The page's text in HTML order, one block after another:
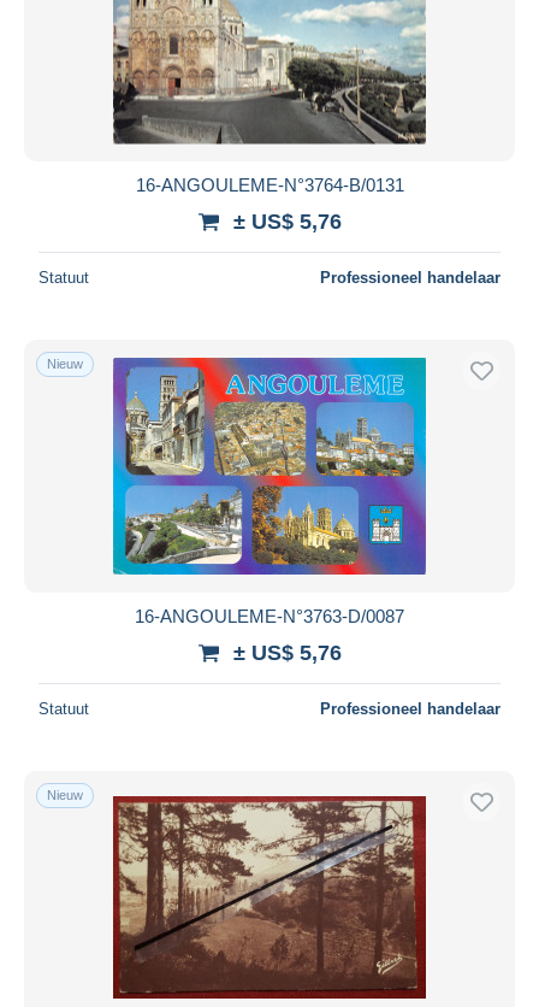
16-ANGOULEME-N°3764-B/0131
± US$ 5,76
Statuut Professioneel handelaar
Nieuw
16-ANGOULEME-N°3763-D/0087
± US$ 5,76
Statuut Professioneel handelaar
Nieuw